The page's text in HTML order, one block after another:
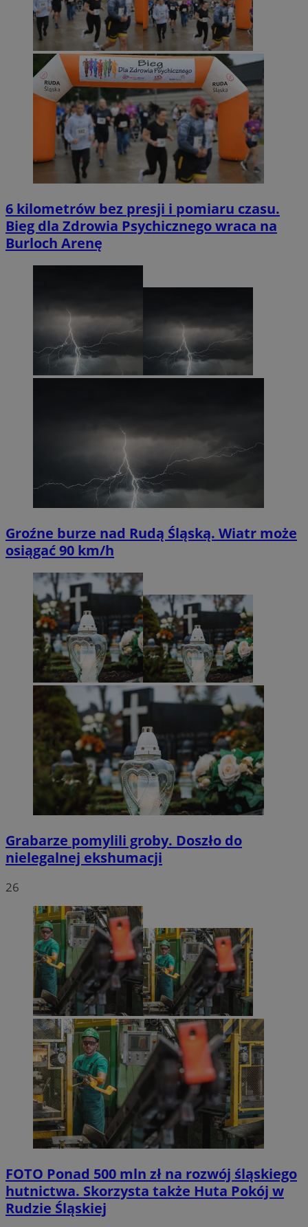
6 kilometrów bez presji i pomiaru czasu.
Bieg dla Zdrowia Psychicznego wraca na
Burloch Arenę
Groźne burze nad Rudą Śląską. Wiatr może
osiągać 90 km/h
Grabarze pomylili groby. Doszło do
nielegalnej ekshumacji
26
FOTO Ponad 500 mln zł na rozwój śląskiego
hutnictwa. Skorzysta także Huta Pokój w
Rudzie Śląskiej